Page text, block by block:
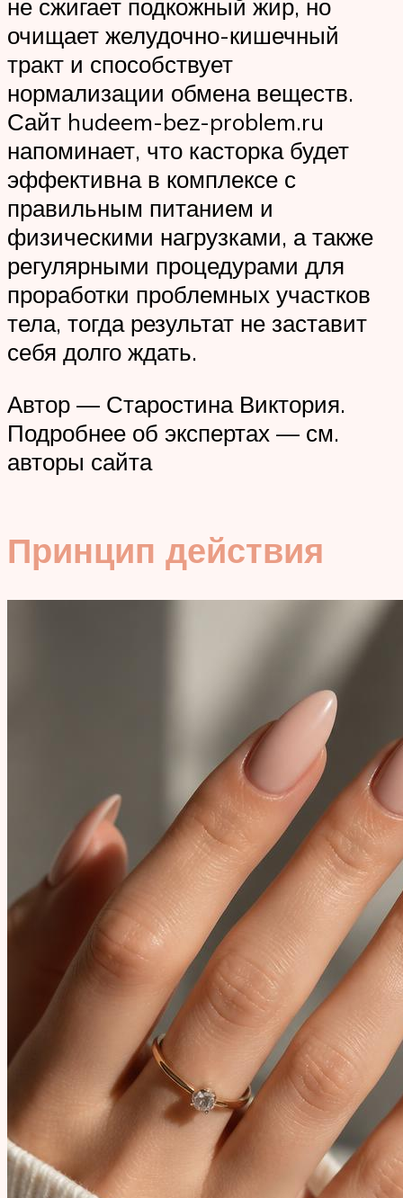
не сжигает подкожный жир, но
очищает желудочно-кишечный
тракт и способствует
нормализации обмена веществ.
Сайт hudeem-bez-problem.ru
напоминает, что касторка будет
эффективна в комплексе с
правильным питанием и
физическими нагрузками, а также
регулярными процедурами для
проработки проблемных участков
тела, тогда результат не заставит
себя долго ждать.
Автор — Старостина Виктория.
Подробнее об экспертах — см.
авторы сайта
Принцип действия